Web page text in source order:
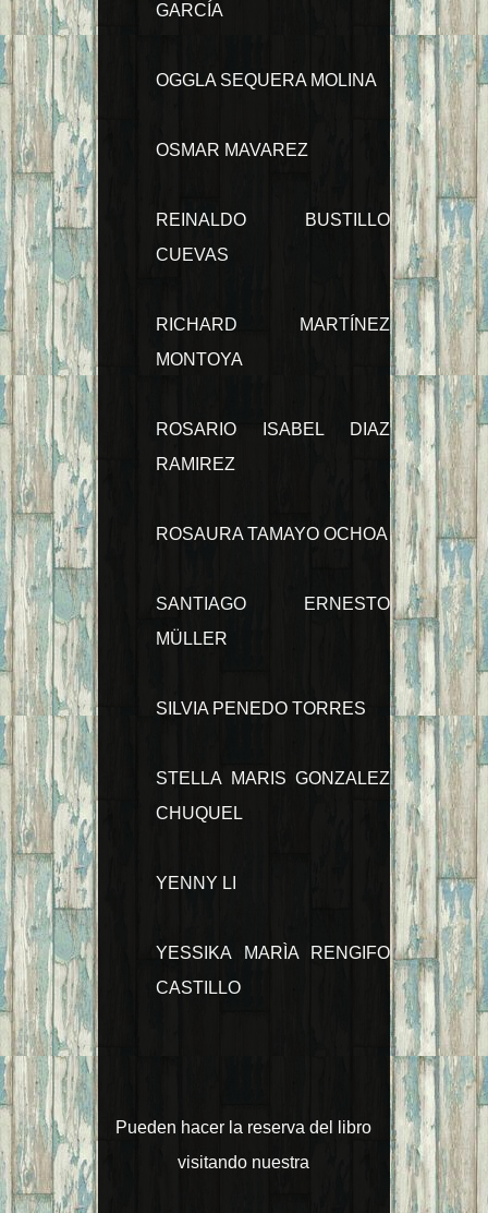
GARCÍA
OGGLA SEQUERA MOLINA
OSMAR MAVAREZ
REINALDO BUSTILLO
CUEVAS
RICHARD MARTÍNEZ
MONTOYA
ROSARIO ISABEL DIAZ
RAMIREZ
ROSAURA TAMAYO OCHOA
SANTIAGO ERNESTO
MÜLLER
SILVIA PENEDO TORRES
STELLA MARIS GONZALEZ
CHUQUEL
YENNY LI
YESSIKA MARÌA RENGIFO
CASTILLO
Pueden hacer la reserva del libro
visitando nuestra